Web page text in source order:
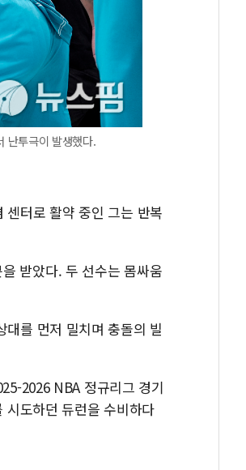
난투극이 발생했다.
센터로 활약 중인 그는 반복
받았다. 두 선수는 몸싸움
를 먼저 밀치며 충돌의 빌
2026 NBA 정규리그 경기
도하던 듀런을 수비하다